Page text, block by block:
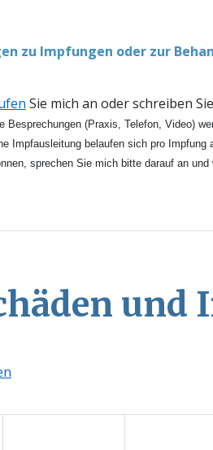
zu Impfungen oder zur
Sie mich an oder schreiben
Besprechungen (Praxis, Telefon, Video)
Impfausleitung belaufen sich pro Impfung
sprechen Sie mich bitte darauf an und
und